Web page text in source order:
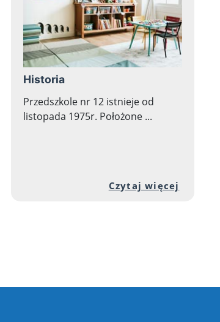
do pełnej zawartości artykułu:
Historia
Przedszkole nr 12 istnieje od
listopada 1975r. Położone ...
Czytaj więcej